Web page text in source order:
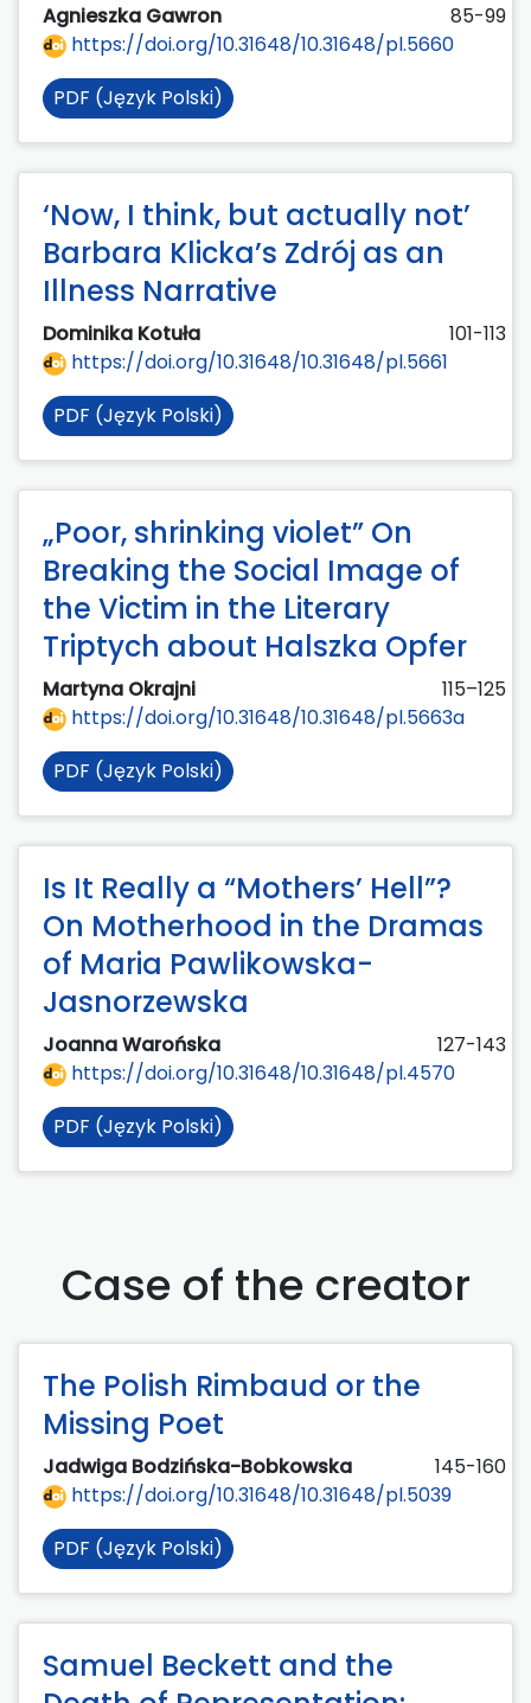
Agnieszka Gawron
85-99
https://doi.org/10.31648/10.31648/pl.5660
PDF (Język Polski)
‘Now, I think, but actually not’
Barbara Klicka’s Zdrój as an
Illness Narrative
Dominika Kotuła
101-113
https://doi.org/10.31648/10.31648/pl.5661
PDF (Język Polski)
„Poor, shrinking violet” On
Breaking the Social Image of
the Victim in the Literary
Triptych about Halszka Opfer
Martyna Okrajni
115–125
https://doi.org/10.31648/10.31648/pl.5663a
PDF (Język Polski)
Is It Really a “Mothers’ Hell”?
On Motherhood in the Dramas
of Maria Pawlikowska-
Jasnorzewska
Joanna Warońska
127-143
https://doi.org/10.31648/10.31648/pl.4570
PDF (Język Polski)
Case of the creator
The Polish Rimbaud or the
Missing Poet
Jadwiga Bodzińska-Bobkowska
145-160
https://doi.org/10.31648/10.31648/pl.5039
PDF (Język Polski)
Samuel Beckett and the